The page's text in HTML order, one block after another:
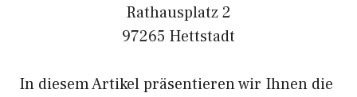
Rathausplatz 2
97265 Hettstadt
In diesem Artikel präsentieren wir Ihnen die